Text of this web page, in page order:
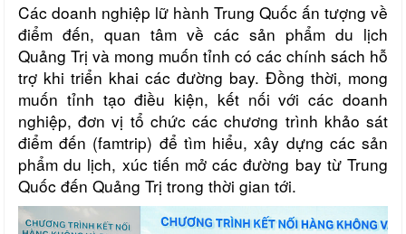
Các doanh nghiệp lữ hành Trung Quốc ấn tượng về
điểm đến, quan tâm về các sản phẩm du lịch
Quảng Trị và mong muốn tỉnh có các chính sách hỗ
trợ khi triển khai các đường bay. Đồng thời, mong
muốn tỉnh tạo điều kiện, kết nối với các doanh
nghiệp, đơn vị tổ chức các chương trình khảo sát
điểm đến (famtrip) để tìm hiểu, xây dựng các sản
phẩm du lịch, xúc tiến mở các đường bay từ Trung
Quốc đến Quảng Trị trong thời gian tới.